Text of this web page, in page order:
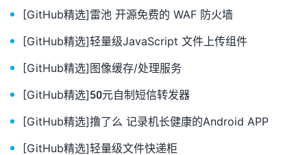
[GitHub精选]雷池 开源免费的 WAF 防火墙
[GitHub精选]轻量级JavaScript 文件上传组件
[GitHub精选]图像缓存/处理服务
[GitHub精选]50元自制短信转发器
[GitHub精选]撸了么 记录机长健康的Android APP
[GitHub精选]轻量级文件快递柜